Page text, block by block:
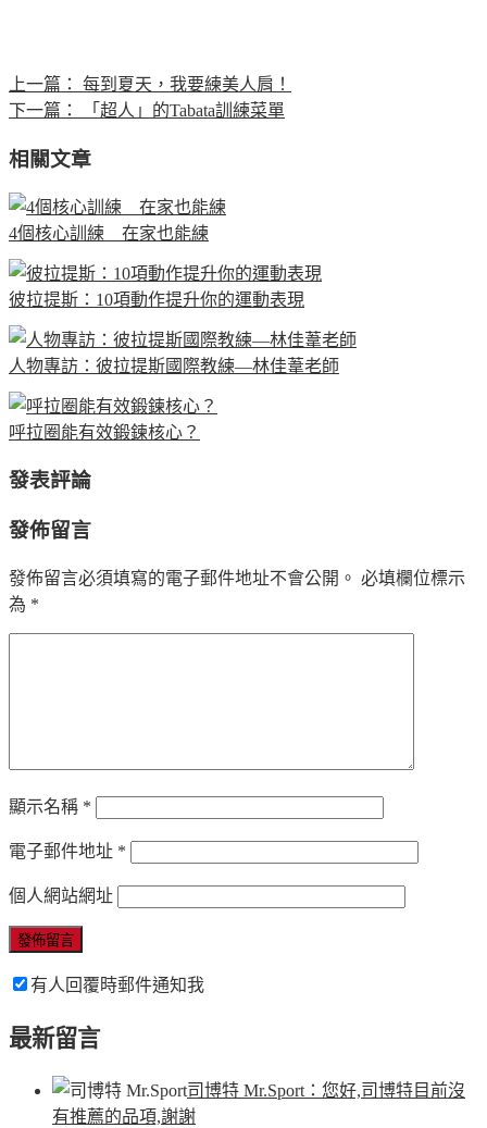
上一篇：
每到夏天，我要練美人肩！
下一篇：
「超人」的Tabata訓練菜單
相關文章
4個核心訓練 在家也能練
彼拉提斯：10項動作提升你的運動表現
人物專訪：彼拉提斯國際教練—林佳葦老師
呼拉圈能有效鍛鍊核心？
發表評論
發佈留言
發佈留言必須填寫的電子郵件地址不會公開。 必填欄位標示
為 *
顯示名稱 *
電子郵件地址 *
個人網站網址
有人回覆時郵件通知我
最新留言
司博特 Mr.Sport：您好,司博特目前沒
有推薦的品項,謝謝